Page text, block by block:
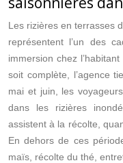
Les rizières en terrasses
représentent l’un des
immersion chez
soit complète, l’agence
mai et juin, les
dans les rizières
assistent à la récolte,
En dehors de ces
maïs, récolte du thé,